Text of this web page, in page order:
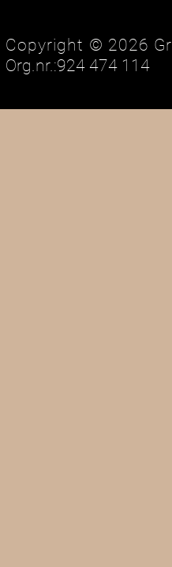
Copyright © 2026
Org.nr.:924 474 114